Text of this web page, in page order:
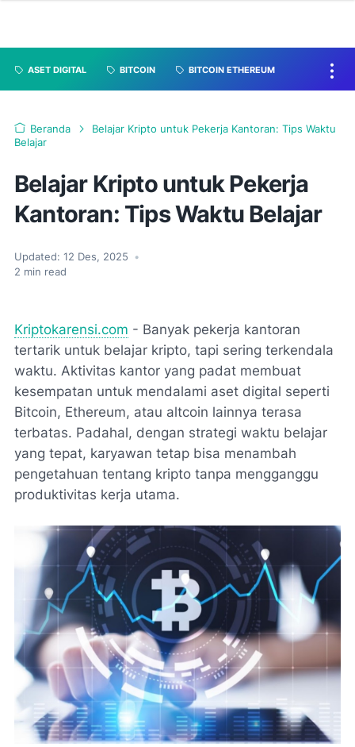
ASET DIGITAL BITCOIN BITCOIN ETHEREUM
Beranda
Belajar Kripto untuk Pekerja Kantoran: Tips Waktu
Belajar
Belajar Kripto untuk Pekerja
Kantoran: Tips Waktu Belajar
Updated: 12 Des, 2025
•
2 min read
Kriptokarensi.com - Banyak pekerja kantoran
tertarik untuk belajar kripto, tapi sering terkendala
waktu. Aktivitas kantor yang padat membuat
kesempatan untuk mendalami aset digital seperti
Bitcoin, Ethereum, atau altcoin lainnya terasa
terbatas. Padahal, dengan strategi waktu belajar
yang tepat, karyawan tetap bisa menambah
pengetahuan tentang kripto tanpa mengganggu
produktivitas kerja utama.